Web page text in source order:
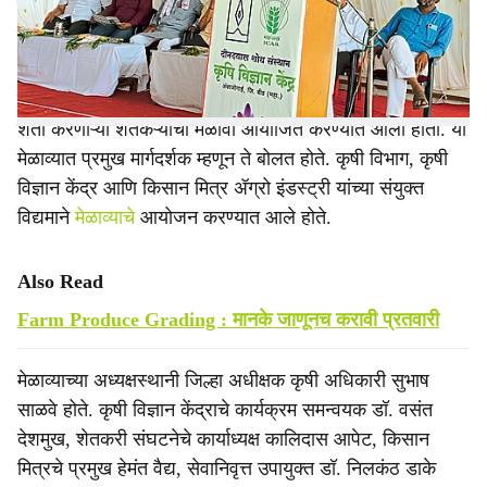
e
त्याची आखणी व अंमलबजावणी व्हावी, असे मत शेती व शेतकरी
प्रश्नांचे अभ्यासक उदय देवळाणकर यांनी व्यक्त केले.
डिघोळआंबा येथील कृषी विज्ञान केंद्रात मंगळवारी (ता. २३) सेंद्रिय
शेती करणाऱ्या शेतकऱ्यांचा मेळावा आयोजित करण्यात आला होता. या
मेळाव्यात प्रमुख मार्गदर्शक म्हणून ते बोलत होते. कृषी विभाग, कृषी
विज्ञान केंद्र आणि किसान मित्र ॲग्रो इंडस्ट्री यांच्या संयुक्त
विद्यमानेमेळाव्याचे आयोजन करण्यात आले होते.
Also Read
Farm Produce Grading : मानके जाणूनच करावी प्रतवारी
मेळाव्याच्या अध्यक्षस्थानी जिल्हा अधीक्षक कृषी अधिकारी सुभाष
साळवे होते. कृषी विज्ञान केंद्राचे कार्यक्रम समन्वयक डॉ. वसंत
देशमुख, शेतकरी संघटनेचे कार्याध्यक्ष कालिदास आपेट, किसान
मित्रचे प्रमुख हेमंत वैद्य, सेवानिवृत्त उपायुक्त डॉ. निलकंठ डाके